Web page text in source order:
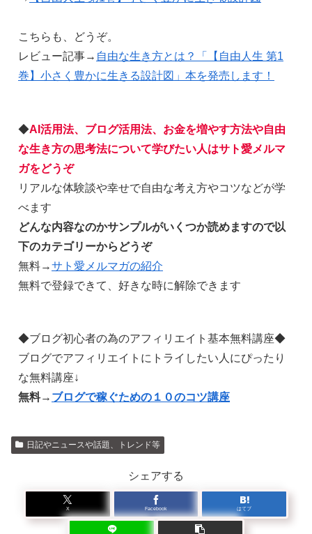
こちらも、どうぞ。
レビュー記事→ 自由な生き方とは？「【自由人生 第1
巻】小さく豊かに生きる設計図」本を発売します！
◆AI活用法、ブログ活用法、お金を増やす方法や自由
な生き方の思考法について学びたい人はサト愛メルマ
ガをどうぞ
リアルな体験談や幸せで自由な考え方やコツなどが学
べます
どんな内容なのかサンプルがいくつか読めますので以
下のカテゴリーからどうぞ
無料→サト愛メルマガの紹介
無料で登録できて、好きな時に解除できます
◆ブログ初心者の為のアフィリエイト基本無料講座◆
ブログでアフィリエイトにトライしたい人にぴったり
な無料講座↓
無料→ ブログで稼ぐための１０のコツ講座
日記やニュースや話題、トレンド等
シェアする
X Facebook はてブ